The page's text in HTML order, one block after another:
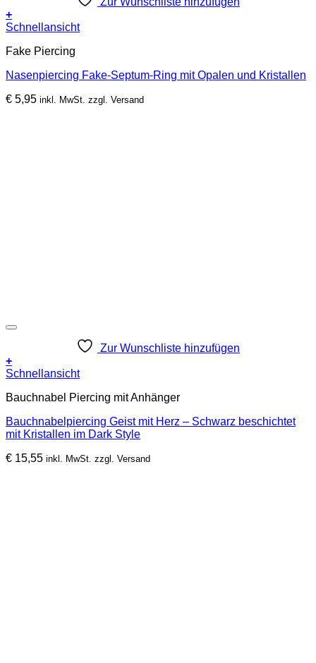
+
Dieses
weist
Varianten
Die
Schnellansicht
Fake Piercing
Nasenpiercing Fake-Septum-Ring mit Opalen und Kristallen
€ 5,95 inkl. MwSt. zzgl. Versand
Zur Wunschliste hinzufügen
+
Schnellansicht
Bauchnabel Piercing mit Anhänger
Bauchnabelpiercing Geist mit Herz – Schwarz beschichtet
mit Kristallen im Dark Style
€ 15,55 inkl. MwSt. zzgl. Versand